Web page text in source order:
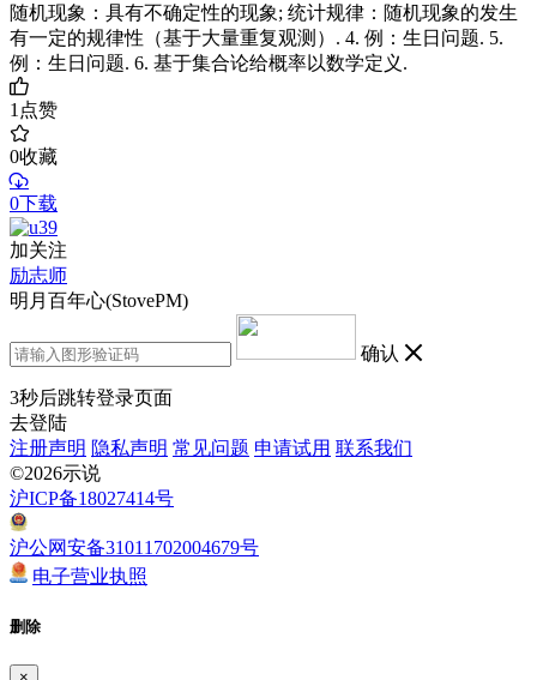
随机现象：具有不确定性的现象; 统计规律：随机现象的发生
有一定的规律性（基于大量重复观测）. 4. 例：生日问题. 5.
例：生日问题. 6. 基于集合论给概率以数学定义.
1点赞
0收藏
0下载
加关注
励志师
明月百年心(StovePM)
确认
3秒后跳转登录页面
去登陆
注册声明 隐私声明 常见问题 申请试用 联系我们
©2026示说
沪ICP备18027414号
沪公网安备31011702004679号
电子营业执照
删除